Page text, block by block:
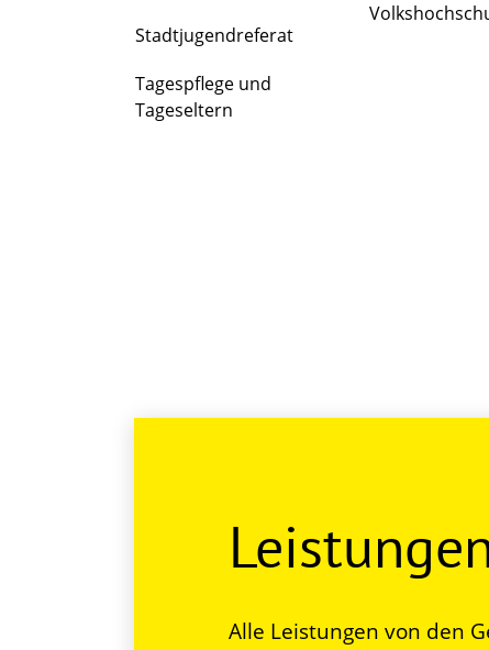
Stadtjugendreferat
Tagespflege und
Tageseltern
Alle Leistungen von den